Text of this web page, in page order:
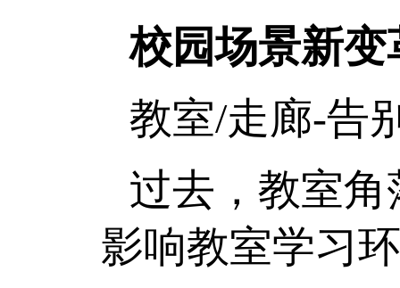
校园场景新
教室/走廊-告
过去，教室
影响教室学习